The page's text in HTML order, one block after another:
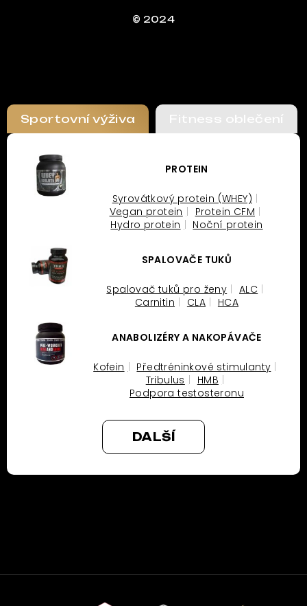
© 2024
Sportovní výživa Fitness oblečení
PROTEIN
Syrovátkový protein (WHEY)
Vegan protein
Protein CFM
Hydro protein
Noční protein
SPALOVAČE TUKŮ
Spalovač tuků pro ženy
ALC
Carnitin
CLA HCA
ANABOLIZÉRY A NAKOPÁVAČE
Kofein
Předtréninkové stimulanty
Tribulus
HMB
Podpora testosteronu
DALŠÍ